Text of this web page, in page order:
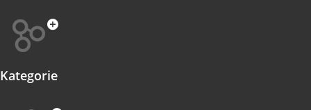
Kategorie